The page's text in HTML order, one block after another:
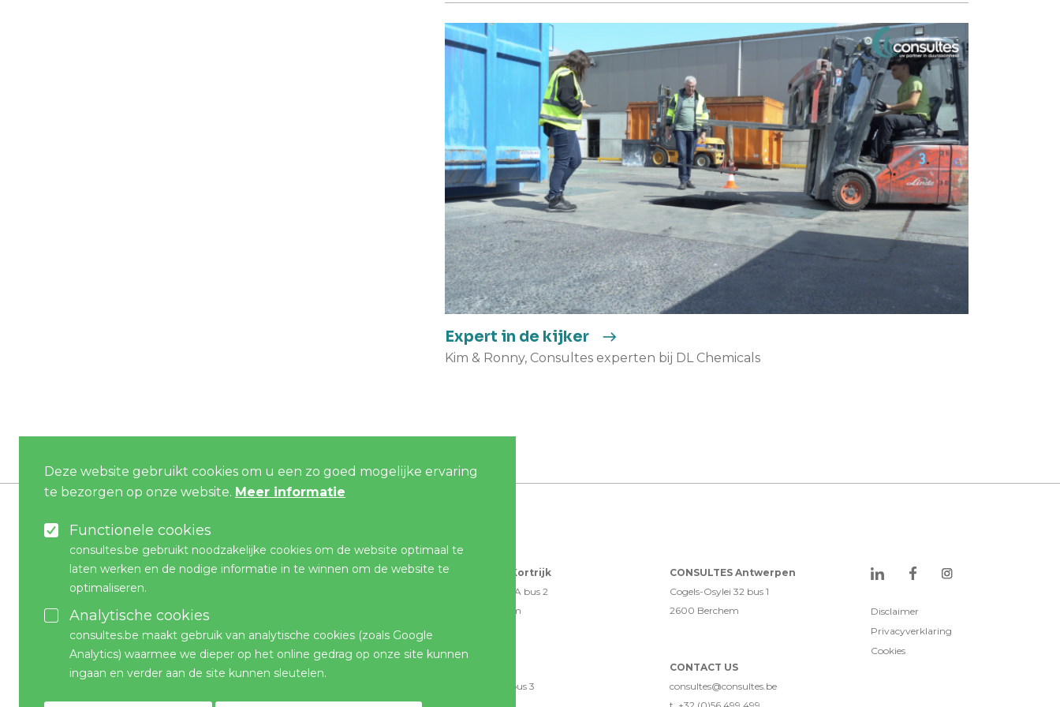
Expert in de kijker east
Kim & Ronny, Consultes experten bij DL Chemicals
inschrijven nieuwsflits
vul hieronder uw e-mailadres in om maandelijks op de hoogte te blijven
van het laatste nieuws op vlak van milieu en preventie.
Privacy
policy
Ik heb deprivacy verklaringgelezen en goedgekeurd.
CONSULTES Kortrijk
Blokkestraat 41A bus 2
8550 Zwevegem
CONSULTES Antwerpen
Cogels-Osylei 32 bus 1
2600 Berchem
Remylaan 4C bus 3
CONTACT US
consultes@consultes.be
Disclaimer
Privacyverklaring
Cookies
Deze website gebruikt cookies om u een zo goed mogelijke ervaring
te bezorgen op onze website. Meer informatie
Functionele cookies
consultes.be gebruikt noodzakelijke cookies om de website optimaal te
laten werken en de nodige informatie in te winnen om de website te
optimaliseren.
Analytische cookies
consultes.be maakt gebruik van analytische cookies (zoals Google
Analytics) waarmee we dieper op het online gedrag op onze site kunnen
ingaan en verder aan de site kunnen sleutelen.